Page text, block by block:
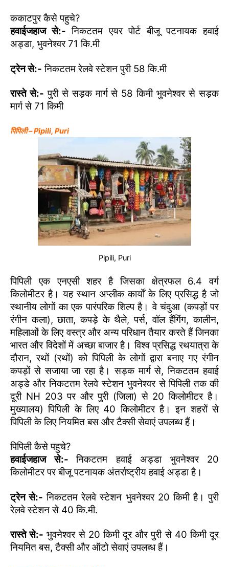
ककाटपुर कैसे पहुचे?
हवाईजहाज से:-निकटतम एयर पोर्ट बीजू पटनायक हवाई
अड्डा, भुवनेश्वर 71 कि.मी
ट्रेन से:- निकटतम रेलवे स्टेशन पुरी 58 कि.मी
रास्ते से:- पुरी से सड़क मार्ग से 58 किमी भुवनेश्वर से सड़क
मार्ग से 71 किमी
पिपिली – Pipili, Puri
Pipili, Puri
पिपिली एक एनएसी शहर है जिसका क्षेत्रफल 6.4 वर्ग
किलोमीटर है। यह स्थान अप्लीक कार्यों के लिए प्रसिद्ध है जो
स्थानीय लोगों का एक पारंपरिक शिल्प है। वे चंदुआ (कपड़ों पर
रंगीन कला), छाता, कपड़े के थैले, पर्स, वॉल हैंगिंग, कालीन,
महिलाओं के लिए वस्त्र और अन्य परिधान तैयार करते हैं जिनका
भारत और विदेशों में अच्छा बाजार है। विश्व प्रसिद्ध रथयात्रा के
दौरान, रथों (रथों) को पिपिली के लोगों द्वारा बनाए गए रंगीन
कपड़ों से सजाया जा रहा है। सड़क मार्ग से, निकटतम हवाई
अड्डे और निकटतम रेलवे स्टेशन भुवनेश्वर से पिपिली तक की
दूरी NH 203 पर और पुरी (जिला) से 20 किलोमीटर है।
मुख्यालय) पिपिली के लिए 40 किलोमीटर है। इन शहरों से
पिपिली के लिए नियमित बस और टैक्सी सेवाएं उपलब्ध हैं।
पिपिली कैसे पहुचे?
हवाईजहाज से:-निकटतम हवाई अड्डा भुवनेश्वर 20
किलोमीटर पर बीजू पटनायक अंतर्राष्ट्रीय हवाई अड्डा है।
ट्रेन से:- निकटतम रेलवे स्टेशन भुवनेश्वर 20 किमी है। पुरी
रेलवे स्टेशन से 40 कि.मी.
रास्ते से:- भुवनेश्वर से 20 किमी दूर और पुरी से 40 किमी दूर
नियमित बस, टैक्सी और ऑटो सेवाएं उपलब्ध हैं।